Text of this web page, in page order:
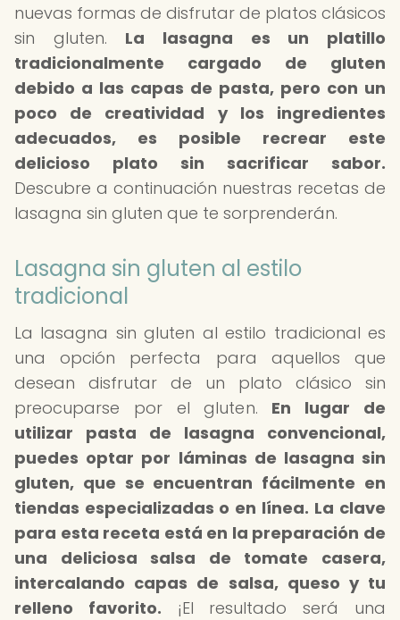
nuevas formas de disfrutar de platos clásicos
sin gluten. La lasagna es un platillo
tradicionalmente cargado de gluten
debido a las capas de pasta, pero con un
poco de creatividad y los ingredientes
adecuados, es posible recrear este
delicioso plato sin sacrificar sabor.
Descubre a continuación nuestras recetas de
lasagna sin gluten que te sorprenderán.
Lasagna sin gluten al estilo
tradicional
La lasagna sin gluten al estilo tradicional es
una opción perfecta para aquellos que
desean disfrutar de un plato clásico sin
preocuparse por el gluten. En lugar de
utilizar pasta de lasagna convencional,
puedes optar por láminas de lasagna sin
gluten, que se encuentran fácilmente en
tiendas especializadas o en línea. La clave
para esta receta está en la preparación de
una deliciosa salsa de tomate casera,
intercalando capas de salsa, queso y tu
relleno favorito. ¡El resultado será una